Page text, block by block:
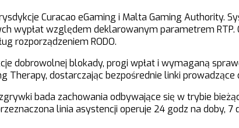
Curacao eGaming i Malta Gaming Authority.
wypłat względem deklarowanym parametrem RTP.
rozporządzeniem RODO.
dobrowolnej blokady, progi wpłat i wymaganą
Therapy, dostarczając bezpośrednie linki
bada zachowania odbywające się w trybie
linia asystencji operuje 24 godz na doby,